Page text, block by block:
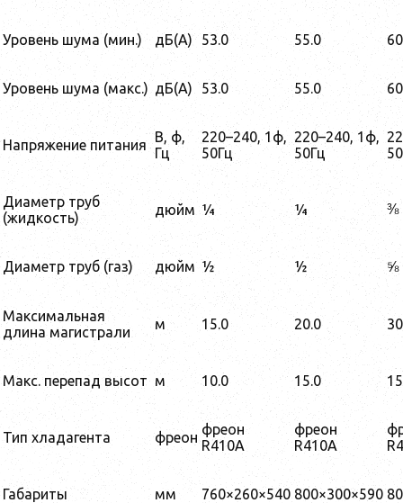
Уровень шума (мин.) дБ(А) 53.0 55.0
Уровень шума (макс.) дБ(А) 53.0 55.0
Напряжение питания
В, ф,
Гц
220–240, 1ф,
50Гц
220–240, 1ф,
50Гц
Диаметр труб
(жидкость)
дюйм ¼ ¼ ⅜
Диаметр труб (газ) дюйм ½ ½ ⅝
Максимальная
длина магистрали
м 15.0 20.0
Макс. перепад высот м 10.0 15.0
Тип хладагента фреон фреон
R410A
фреон
R410A
Габариты мм 760×260×540 800×300×590